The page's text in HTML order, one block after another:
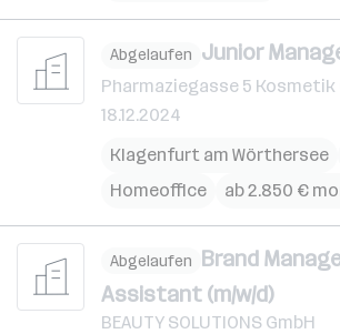
Abgelaufen Junior
Pharmaziegasse 5 Kosmetik
18.12.2024
Klagenfurt am Wörthersee
Homeoffice
ab 2.850 €
Abgelaufen Brand
Assistant (m/w/d)
BEAUTY SOLUTIONS GmbH